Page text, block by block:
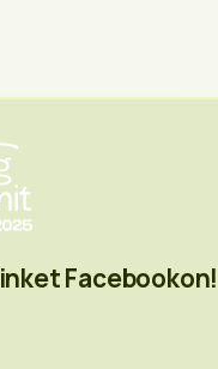
Facebookon!